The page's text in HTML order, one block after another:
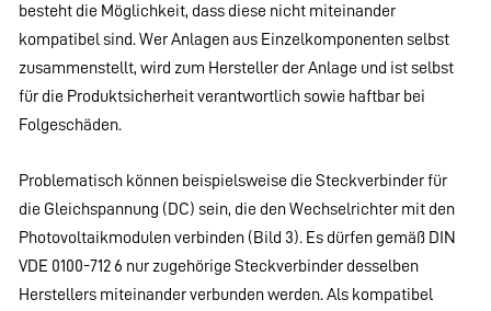
besteht die Möglichkeit, dass diese nicht miteinander
kompatibel sind. Wer Anlagen aus Einzelkomponenten selbst
zusammenstellt, wird zum Hersteller der Anlage und ist selbst
für die Produktsicherheit verantwortlich sowie haftbar bei
Folgeschäden.
Problematisch können beispielsweise die Steckverbinder für
die Gleichspannung (DC) sein, die den Wechselrichter mit den
Photovoltaikmodulen verbinden (Bild 3). Es dürfen gemäß DIN
VDE 0100-712 6 nur zugehörige Steckverbinder desselben
Herstellers miteinander verbunden werden. Als kompatibel